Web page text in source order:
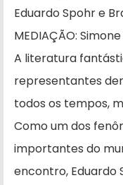
Eduardo Spohr e
MEDIAÇÃO:
A literatura
representantes
todos os tempos,
Como um dos
importantes do
encontro, Eduardo